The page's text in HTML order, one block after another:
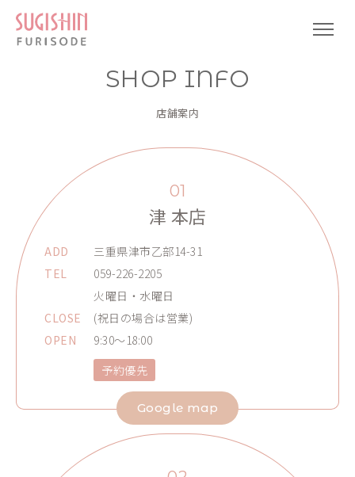
SHOP INFO
店舗案内
01
津 本店
ADD
三重県津市乙部14-31
TEL
059-226-2205
CLOSE
火曜日・水曜日
(祝日の場合は営業)
OPEN
9:30～18:00
予約優先
Google map